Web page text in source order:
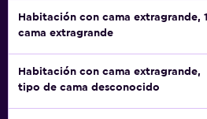
Habitación con cama extragrande, 1
cama extragrande
Habitación con cama extragrande,
tipo de cama desconocido